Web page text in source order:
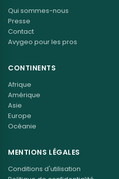
Qui sommes-nous
Presse
Contact
Avygeo pour les pros
CONTINENTS
Afrique
Amérique
Asie
Europe
Océanie
MENTIONS LÉGALES
Conditions d'utilisation